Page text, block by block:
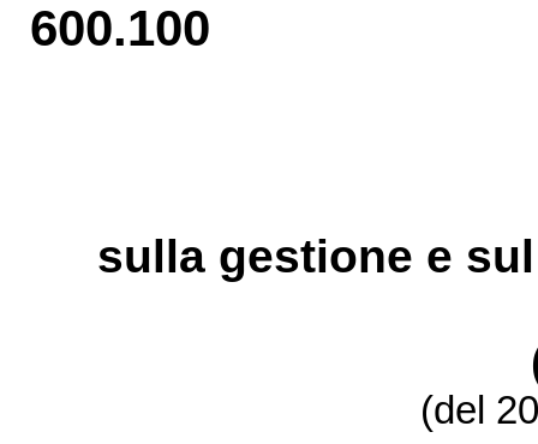
600.100
sulla gestione e
(del